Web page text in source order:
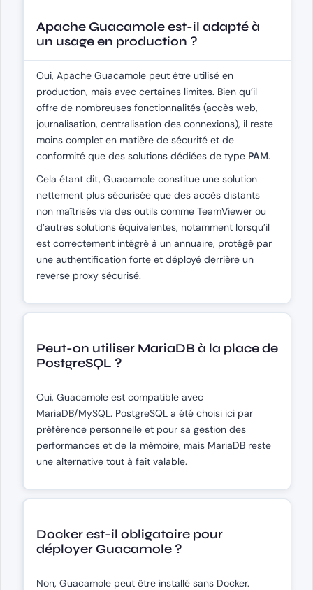
Apache Guacamole est-il adapté à
un usage en production ?
Oui, Apache Guacamole peut être utilisé en
production, mais avec certaines limites. Bien qu’il
offre de nombreuses fonctionnalités (accès web,
journalisation, centralisation des connexions), il reste
moins complet en matière de sécurité et de
conformité que des solutions dédiées de type PAM.
Cela étant dit, Guacamole constitue une solution
nettement plus sécurisée que des accès distants
non maîtrisés via des outils comme TeamViewer ou
d’autres solutions équivalentes, notamment lorsqu’il
est correctement intégré à un annuaire, protégé par
une authentification forte et déployé derrière un
reverse proxy sécurisé.
Peut-on utiliser MariaDB à la place de
PostgreSQL ?
Oui, Guacamole est compatible avec
MariaDB/MySQL. PostgreSQL a été choisi ici par
préférence personnelle et pour sa gestion des
performances et de la mémoire, mais MariaDB reste
une alternative tout à fait valable.
Docker est-il obligatoire pour
déployer Guacamole ?
Non, Guacamole peut être installé sans Docker.